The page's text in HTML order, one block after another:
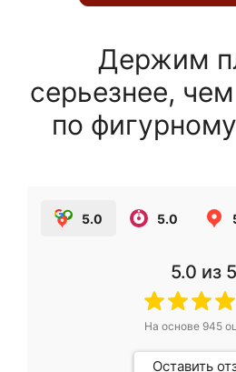
Держим
серьезнее,
по
5.0 5.0
5.0 из 5
На основе 945
Оставить